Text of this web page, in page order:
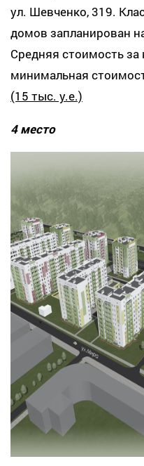
ул. Шевченко, 319.
домов запланирован
Средняя стоимость за
минимальная
(15 тыс. у.е.)
4 место